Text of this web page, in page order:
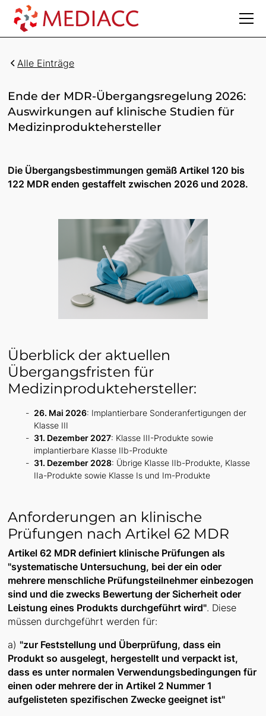
Alle Einträge
Ende der MDR-Übergangsregelung 2026:
Auswirkungen auf klinische Studien für
Medizinproduktehersteller
Die Übergangsbestimmungen gemäß Artikel 120 bis
122 MDR enden gestaffelt zwischen 2026 und 2028.
Überblick der aktuellen
Übergangsfristen für
Medizinproduktehersteller:
26. Mai 2026: Implantierbare Sonderanfertigungen der
Klasse III
31. Dezember 2027: Klasse III-Produkte sowie
implantierbare Klasse IIb-Produkte
31. Dezember 2028: Übrige Klasse IIb-Produkte, Klasse
IIa-Produkte sowie Klasse Is und Im-Produkte
Anforderungen an klinische
Prüfungen nach Artikel 62 MDR
Artikel 62 MDR definiert klinische Prüfungen als
"systematische Untersuchung, bei der ein oder
mehrere menschliche Prüfungsteilnehmer einbezogen
sind und die zwecks Bewertung der Sicherheit oder
Leistung eines Produkts durchgeführt wird". Diese
müssen durchgeführt werden für:
a)"zur Feststellung und Überprüfung, dass ein
Produkt so ausgelegt, hergestellt und verpackt ist,
dass es unter normalen Verwendungsbedingungen für
einen oder mehrere der in Artikel 2 Nummer 1
aufgelisteten spezifischen Zwecke geeignet ist"